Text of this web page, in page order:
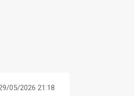
05/2026 21:18